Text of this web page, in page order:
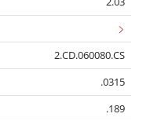
2.CD.060080.CS
.0315
.189